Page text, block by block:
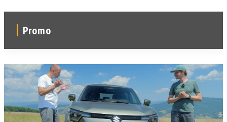
Promo